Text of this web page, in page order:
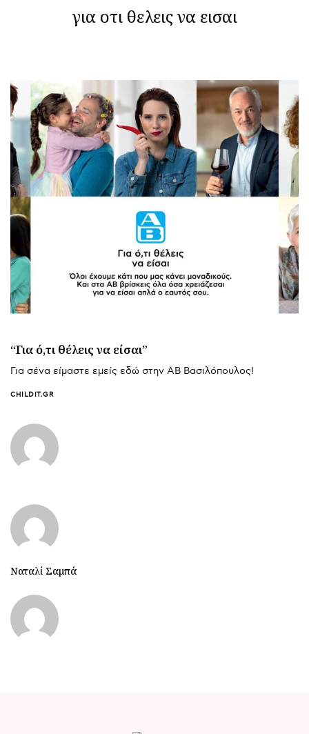
για οτι θελεις να εισαι
“Για ό,τι θέλεις να είσαι”
Για σένα είμαστε εμείς εδώ στην ΑΒ Βασιλόπουλος!
CHILDIT.GR
Ναταλί Σαμπά